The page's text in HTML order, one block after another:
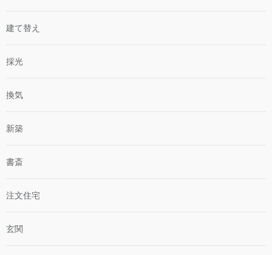
建て替え
採光
換気
新築
書斎
注文住宅
玄関